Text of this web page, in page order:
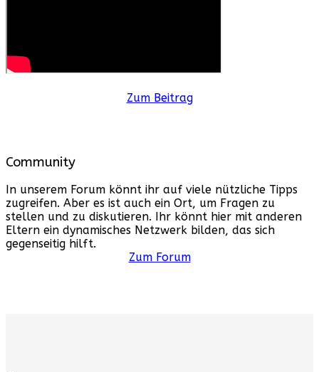
Zum Beitrag
Community
In unserem Forum könnt ihr auf viele nützliche Tipps
zugreifen. Aber es ist auch ein Ort, um Fragen zu
stellen und zu diskutieren. Ihr könnt hier mit anderen
Eltern ein dynamisches Netzwerk bilden, das sich
gegenseitig hilft.
Zum Forum